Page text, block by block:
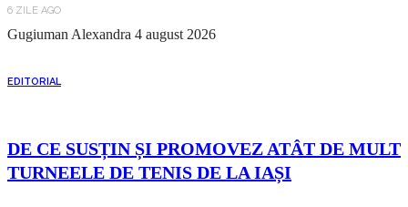
6 ZILE AGO
Gugiuman Alexandra 4 august 2026
EDITORIAL
DE CE SUSȚIN ȘI PROMOVEZ ATÂT DE MULT
TURNEELE DE TENIS DE LA IAȘI